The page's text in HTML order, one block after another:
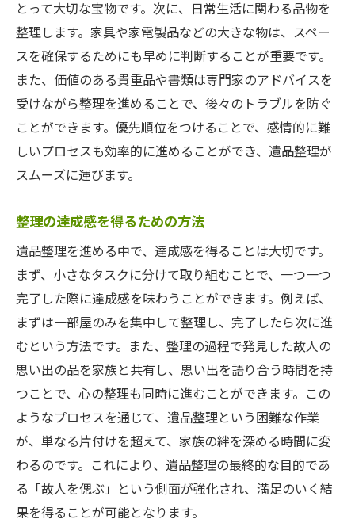
とって大切な宝物です。次に、日常生活に関わる品物を
整理します。家具や家電製品などの大きな物は、スペー
スを確保するためにも早めに判断することが重要です。
また、価値のある貴重品や書類は専門家のアドバイスを
受けながら整理を進めることで、後々のトラブルを防ぐ
ことができます。優先順位をつけることで、感情的に難
しいプロセスも効率的に進めることができ、遺品整理が
スムーズに運びます。
整理の達成感を得るための方法
遺品整理を進める中で、達成感を得ることは大切です。
まず、小さなタスクに分けて取り組むことで、一つ一つ
完了した際に達成感を味わうことができます。例えば、
まずは一部屋のみを集中して整理し、完了したら次に進
むという方法です。また、整理の過程で発見した故人の
思い出の品を家族と共有し、思い出を語り合う時間を持
つことで、心の整理も同時に進むことができます。この
ようなプロセスを通じて、遺品整理という困難な作業
が、単なる片付けを超えて、家族の絆を深める時間に変
わるのです。これにより、遺品整理の最終的な目的であ
る「故人を偲ぶ」という側面が強化され、満足のいく結
果を得ることが可能となります。